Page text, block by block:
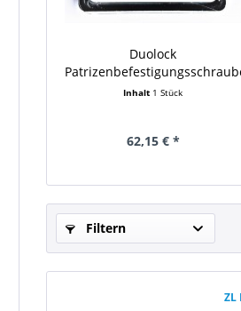
Duolock
Patrizenbefestigungsschraube
Titan 387
Inhalt 1 Stück
62,15 € *
Filtern
ZL